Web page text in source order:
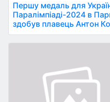
Першу медаль для
Паралімпіаді-2024 в
здобув плавець Антон